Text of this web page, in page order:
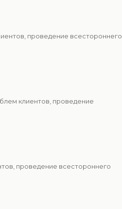
проведение всестороннего
клиентов, проведение
проведение всестороннего